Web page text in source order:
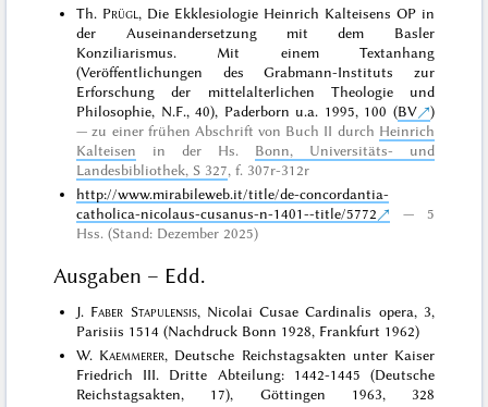
Th. Prügl, Die Ekklesiologie Heinrich Kalteisens OP in
der Auseinandersetzung mit dem Basler
Konziliarismus. Mit einem Textanhang
(Veröffentlichungen des Grabmann-Instituts zur
Erforschung der mittelalterlichen Theologie und
Philosophie, N.F., 40), Paderborn u.a. 1995, 100 (BV
)
zu einer frühen Abschrift von Buch II durch Heinrich
Kalteisen in der Hs. Bonn, Universitäts- und
Landesbibliothek, S 327, f. 307r-312r
http://www.mirabileweb.it/title/de-concordantia-
catholica-nicolaus-cusanus-n-1401--title/5772
5
Hss. (Stand: Dezember 2025)
Ausgaben – Edd.
J. Faber Stapulensis, Nicolai Cusae Cardinalis opera, 3,
Parisiis 1514 (Nachdruck Bonn 1928, Frankfurt 1962)
W. Kaemmerer, Deutsche Reichstagsakten unter Kaiser
Friedrich III. Dritte Abteilung: 1442-1445 (Deutsche
Reichstagsakten, 17), Göttingen 1963, 328